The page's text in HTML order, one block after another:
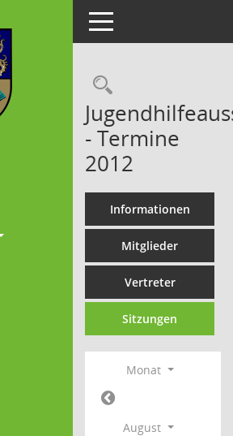
Toggle navigation
- Termine
2012
Informationen
Mitglieder
Vertreter
Sitzungen
Monat
August